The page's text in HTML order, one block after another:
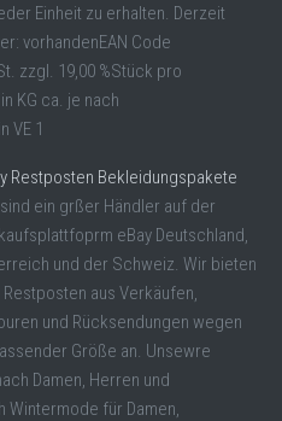
Einheit zu erhalten. Derzeit
vorhandenEAN Code
zzgl. 19,00 %Stück pro
KG ca. je nach
VE 1
Restposten Bekleidungspakete
ein grßer Händler auf der
eBay Deutschland,
und der Schweiz. Wir bieten
Restposten aus Verkäufen,
und Rücksendungen wegen
Größe an. Unsewre
Damen, Herren und
für Damen,